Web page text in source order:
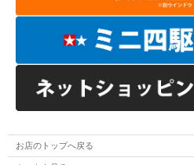
お店のトップへ戻る